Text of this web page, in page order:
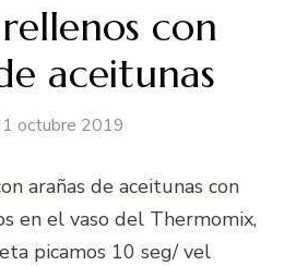
con
aceitunas
octubre 2019
arañas de aceitunas con
en el vaso del Thermomix,
picamos 10 seg/ vel